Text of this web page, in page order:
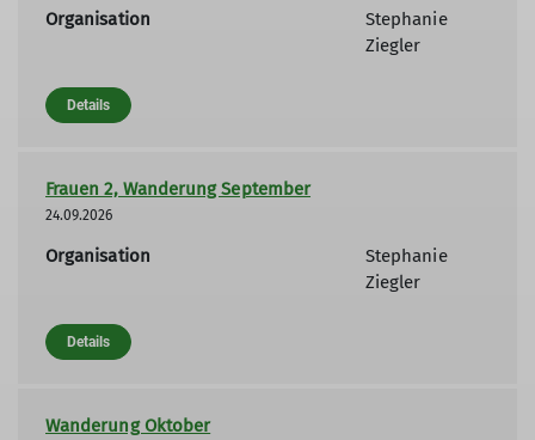
Organisation
Stephanie
Ziegler
Details
Frauen 2, Wanderung September
24.09.2026
Organisation
Stephanie
Ziegler
Details
Wanderung Oktober